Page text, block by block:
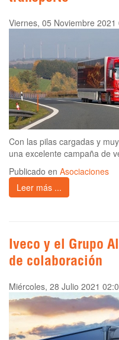
Viernes, 05 Noviembre 2021
Con las pilas cargadas y
una excelente campaña de
Publicado en Asociaciones
Leer más ...
Iveco y el Grupo
de colaboración
Miércoles, 28 Julio 2021